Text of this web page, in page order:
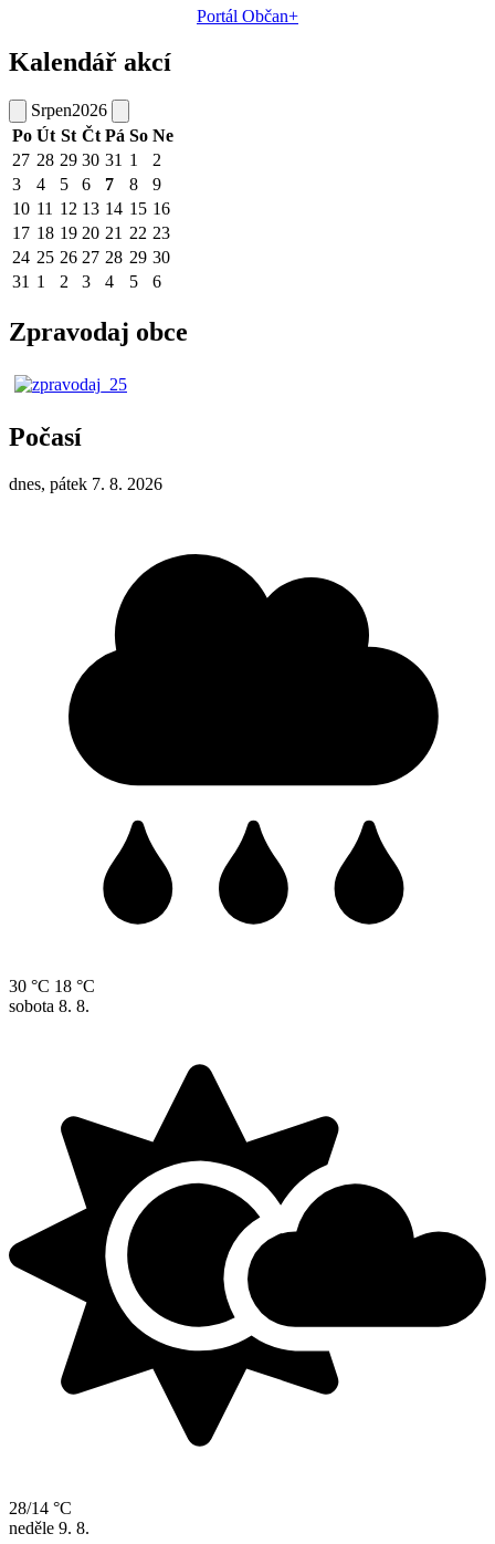
Portál Občan+
Kalendář akcí
Srpen2026
Po Út St Čt Pá So Ne
27 28 29 30 31 1
2
3
4 5 6 7 8
9
10 11 12 13 14 15 16
17 18 19 20 21 22 23
24 25 26 27 28 29 30
31 1 2 3 4 5 6
Zpravodaj obce
Počasí
dnes, pátek 7. 8. 2026
30 °C 18 °C
sobota 8. 8.
28/14 °C
neděle 9. 8.